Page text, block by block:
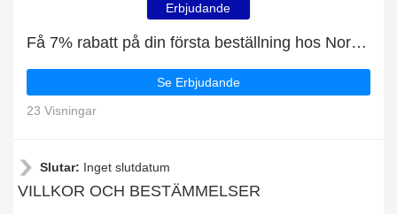
Erbjudande
Få 7% rabatt på din första beställning hos NordicaGolf
Se Erbjudande
23 Visningar
Slutar: Inget slutdatum
VILLKOR OCH BESTÄMMELSER